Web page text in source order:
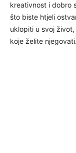
kreativnost i dobro
što biste htjeli
uklopiti u svoj
koje želite njegovati.